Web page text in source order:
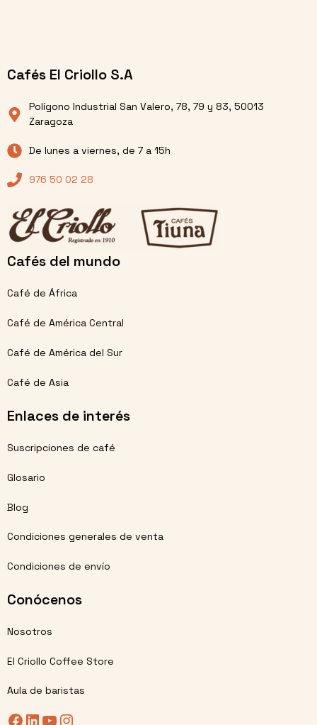
Cafés El Criollo S.A
Polígono Industrial San Valero, 78, 79 y 83, 50013
Zaragoza
De lunes a viernes, de 7 a 15h
976 50 02 28
Cafés del mundo
Café de África
Café de América Central
Café de América del Sur
Café de Asia
Enlaces de interés
Suscripciones de café
Glosario
Blog
Condiciones generales de venta
Condiciones de envío
Conócenos
Nosotros
El Criollo Coffee Store
Aula de baristas
Facebook LinkedIn YouTube Instagram